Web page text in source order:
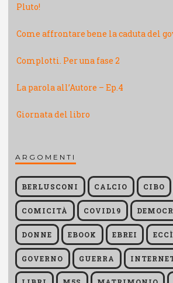
Pluto!
Come affrontare bene la caduta del
Complotti. Per una fase 2
La parola all’Autore – Ep.4
Giornata del libro
ARGOMENTI
BERLUSCONI CALCIO CIBO
COMICITÀ COVID19
DONNE EBOOK EBREI ECCÌ
GOVERNO GUERRA